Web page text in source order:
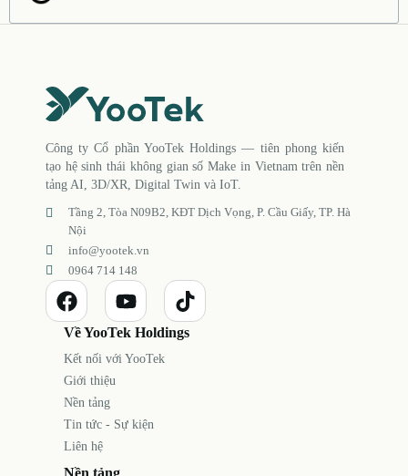
Công ty Cổ phần YooTek Holdings — tiên phong kiến
tạo hệ sinh thái không gian số Make in Vietnam trên nền
tảng AI, 3D/XR, Digital Twin và IoT.
Tầng 2, Tòa N09B2, KĐT Dịch Vọng, P. Cầu Giấy, TP. Hà
Nội
info@yootek.vn
0964 714 148
Về YooTek Holdings
Kết nối với YooTek
Giới thiệu
Nền tảng
Tin tức - Sự kiện
Liên hệ